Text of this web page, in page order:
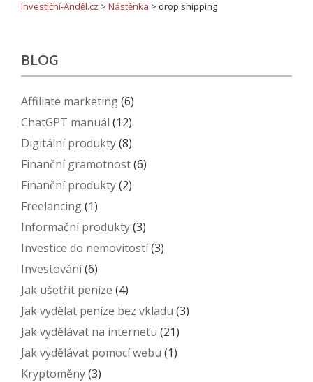
Investiční-Anděl.cz > Nástěnka > drop shipping
BLOG
Affiliate marketing(6)
ChatGPT manuál (12)
Digitální produkty(8)
Finanční gramotnost(6)
Finanční produkty(2)
Freelancing(1)
Informační produkty(3)
Investice do nemovitostí(3)
Investování(6)
Jak ušetřit peníze (4)
Jak vydělat peníze bez vkladu (3)
Jak vydělávat na internetu (21)
Jak vydělávat pomocí webu (1)
Kryptoměny(3)